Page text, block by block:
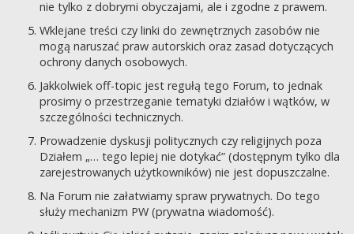
nie tylko z dobrymi obyczajami, ale i zgodne z prawem.
Wklejane treści czy linki do zewnętrznych zasobów nie
mogą naruszać praw autorskich oraz zasad dotyczących
ochrony danych osobowych.
Jakkolwiek off-topic jest regułą tego Forum, to jednak
prosimy o przestrzeganie tematyki działów i wątków, w
szczególności technicznych.
Prowadzenie dyskusji politycznych czy religijnych poza
Działem „… tego lepiej nie dotykać” (dostępnym tylko dla
zarejestrowanych użytkowników) nie jest dopuszczalne.
Na Forum nie załatwiamy spraw prywatnych. Do tego
służy mechanizm PW (prywatna wiadomość).